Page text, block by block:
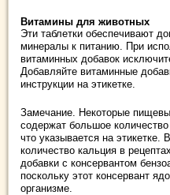
Витамины для животных
Эти таблетки обеспечивают
минералы к питанию. При
витаминных добавок
Добавляйте витаминные
инструкции на этикетке.
Замечание. Некоторые
содержат большое
что указывается на
количество кальция в
добавки с консервантом
поскольку этот консервант
организме.